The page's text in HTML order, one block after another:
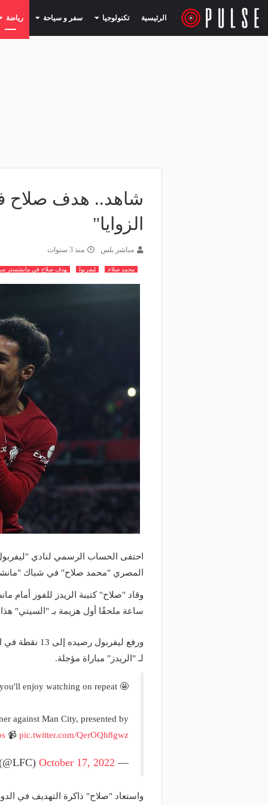
الرئيسية تكنولوجيا (current) سفر و سياحة (current) رياضة
شاهد.. هدف صلاح
الزوايا"
مباشر بلس منذ 3 سنوات
محمد صلاح ليفربول هدف صلاح في مانشستر
احتفى الحساب الرسمي لنادي
المصري "محمد صلاح" في شباك
وقاد "صلاح" كتيبة الريدز للفوز أمام
ساعة ملحقًا أول هزيمة بـ "السيتي"
لـ "الريدز" مباراة مؤجلة.
enjoy watching on repeat 🤩
against Man City, presented by
📹 pic.twitter.com/QerOQh8gwz
— Liverpool FC (@LFC)
October 17, 2022
واستعاد "صلاح" ذاكرة التهديف في